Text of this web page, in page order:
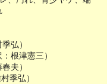
弘）
根津憲三）
夫）
季弘）